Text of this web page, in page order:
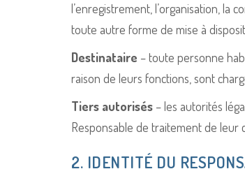
l’enregistrement, l’organisation, la
toute autre forme de mise à
Destinataire – toute personne
raison de leurs fonctions, sont
Tiers autorisés – les autorités
Responsable de traitement de leur
2. IDENTITÉ DU